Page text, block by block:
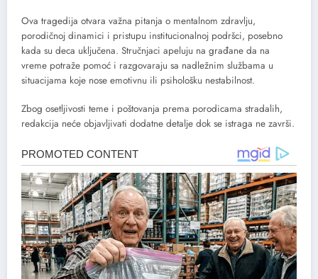
Ova tragedija otvara važna pitanja o mentalnom zdravlju,
porodičnoj dinamici i pristupu institucionalnoj podršci, posebno
kada su deca uključena. Stručnjaci apeluju na građane da na
vreme potraže pomoć i razgovaraju sa nadležnim službama u
situacijama koje nose emotivnu ili psihološku nestabilnost.
Zbog osetljivosti teme i poštovanja prema porodicama stradalih,
redakcija neće objavljivati dodatne detalje dok se istraga ne završi.